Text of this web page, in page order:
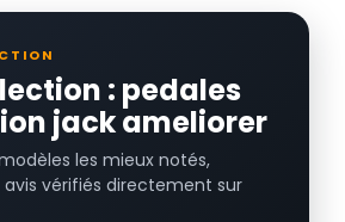
: pedales
jack ameliorer
les mieux notés,
avis vérifiés directement sur